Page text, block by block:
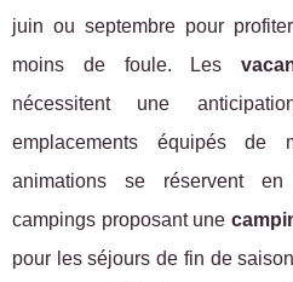
juin ou septembre pour
moins de foule. Les
nécessitent une
emplacements équipés de
animations se réservent
campings proposant une
pour les séjours de fin de